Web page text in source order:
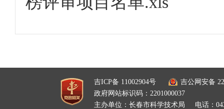
吉ICP备 11002904号
吉公网安备
政府网站标识码：2201000037
主办单位：长春市科学技术局
电话：